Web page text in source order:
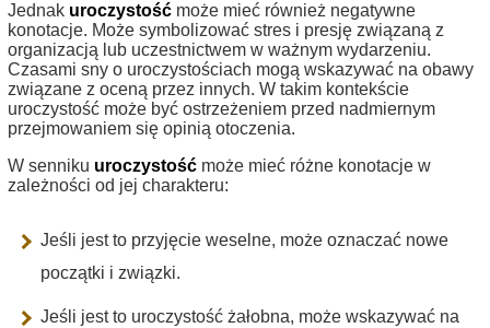
Jednak uroczystość może mieć również negatywne
konotacje. Może symbolizować stres i presję związaną z
organizacją lub uczestnictwem w ważnym wydarzeniu.
Czasami sny o uroczystościach mogą wskazywać na obawy
związane z oceną przez innych. W takim kontekście
uroczystość może być ostrzeżeniem przed nadmiernym
przejmowaniem się opinią otoczenia.
W senniku uroczystość może mieć różne konotacje w
zależności od jej charakteru:
Jeśli jest to przyjęcie weselne, może oznaczać nowe
początki i związki.
Jeśli jest to uroczystość żałobna, może wskazywać na